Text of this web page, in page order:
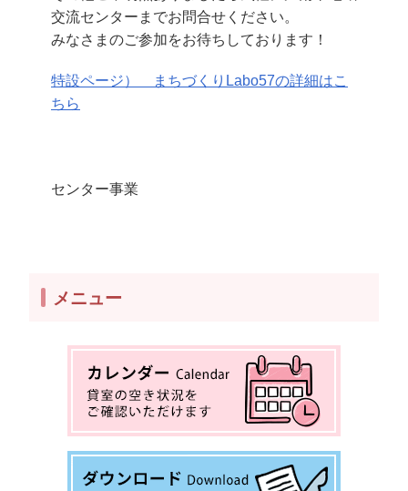
交流センターまでお問合せください。
みなさまのご参加をお待ちしております！
特設ページ） まちづくりLabo57の詳細はこ
ちら
センター事業
メニュー